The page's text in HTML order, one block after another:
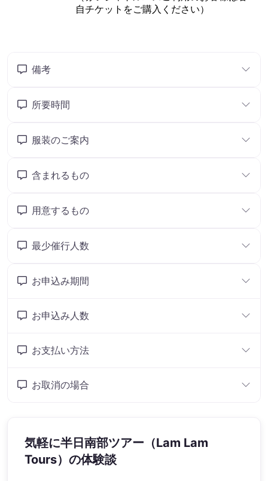
備考
所要時間
服装のご案内
含まれるもの
用意するもの
最少催行人数
お申込み期間
お申込み人数
お支払い方法
お取消の場合
気軽に半日南部ツアー（Lam Lam
Tours） の体験談